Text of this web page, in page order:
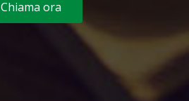
Chiama ora